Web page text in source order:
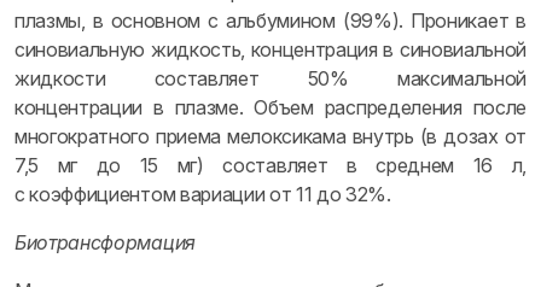
плазмы, в основном с альбумином (99%). Проникает в
синовиальную жидкость, концентрация в синовиальной
жидкости составляет 50% максимальной
концентрации в плазме. Объем распределения после
многократного приема мелоксикама внутрь (в дозах от
7,5 мг до 15 мг) составляет в среднем 16 л,
с коэффициентом вариации от 11 до 32%.
Биотрансформация